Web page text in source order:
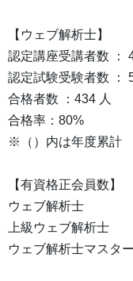
【ウェブ解析士】
認定講座受講者数 ：
認定試験受験者数 ：
合格者数 ：434 人
合格率：80%
※（）内は年度累計
【有資格正会員数】
ウェブ解析士 ：
上級ウェブ解析士
ウェブ解析士マス